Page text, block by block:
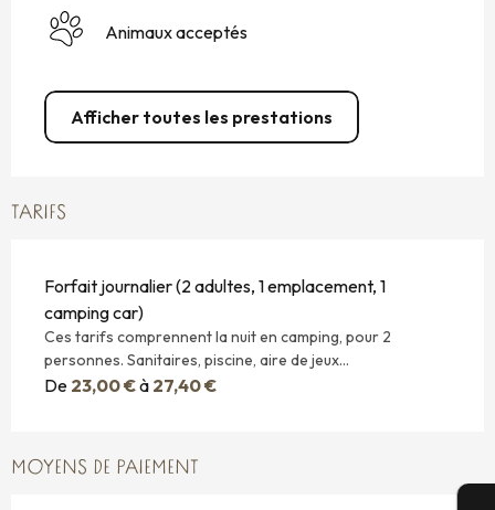
Animaux acceptés
Afficher toutes les prestations
TARIFS
Forfait journalier (2 adultes, 1 emplacement, 1
camping car)
Ces tarifs comprennent la nuit en camping, pour 2
personnes. Sanitaires, piscine, aire de jeux...
De 23,00 €à 27,40 €
MOYENS DE PAIEMENT